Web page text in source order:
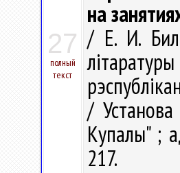
27
полный
текст
на
/ Е. И.
/ Установа
Купалы" ;
217.